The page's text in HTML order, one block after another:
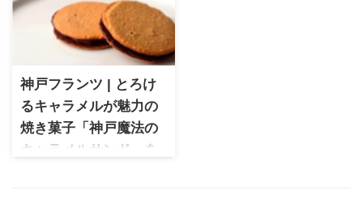
フォトジェニックなショコラ
が目白押し！
神戸フランツ | とろけ
るキャラメルが魅力の
焼き菓子「神戸魔法の
キャラメルサンド」を